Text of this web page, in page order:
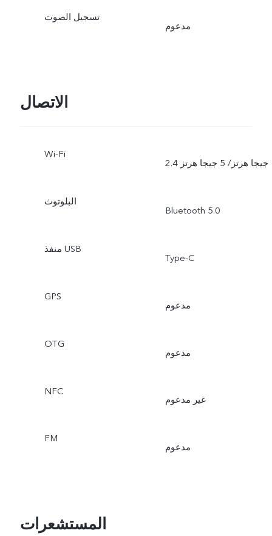
تسجيل الصوت
مدعوم
الاتصال
Wi-Fi
2.4 جيجا هرتز/ 5 جيجا هرتز
البلوتوث
Bluetooth 5.0
منفذ USB
Type-C
GPS
مدعوم
OTG
مدعوم
NFC
غير مدعوم
FM
مدعوم
المستشعرات